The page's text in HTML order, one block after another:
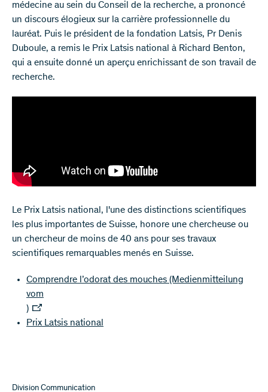
médecine au sein du Conseil de la recherche, a prononcé
un discours élogieux sur la carrière professionnelle du
lauréat. Puis le président de la fondation Latsis, Pr Denis
Duboule, a remis le Prix Latsis national à Richard Benton,
qui a ensuite donné un aperçu enrichissant de son travail de
recherche.
Le Prix Latsis national, l'une des distinctions scientifiques
les plus importantes de Suisse, honore une chercheuse ou
un chercheur de moins de 40 ans pour ses travaux
scientifiques remarquables menés en Suisse.
Comprendre l’odorat des mouches (Medienmitteilung
vom
)
Prix Latsis national
Division Communication